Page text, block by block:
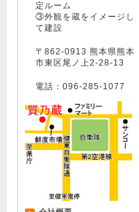
定ルーム
③外観を蔵をイメージし
て建設
〒862-0913 熊本県熊本
市東区尾ノ上2-28-13
電話：096-285-1077